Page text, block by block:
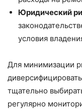
Юридический
условия
Для минимизации
тщательно
регулярно